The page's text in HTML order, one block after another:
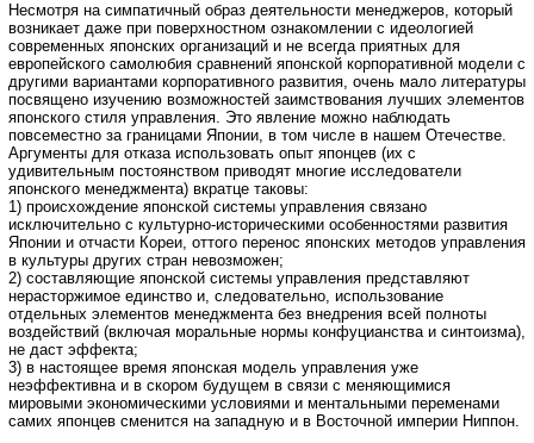
Несмотря на симпатичный образ деятельности менеджеров, который
возникает даже при поверхностном ознакомлении с идеологией
современных японских организаций и не всегда приятных для
европейского самолюбия сравнений японской корпоративной модели с
другими вариантами корпоративного развития, очень мало литературы
посвящено изучению возможностей заимствования лучших элементов
японского стиля управления. Это явление можно наблюдать
повсеместно за границами Японии, в том числе в нашем Отечестве.
Аргументы для отказа использовать опыт японцев (их с
удивительным постоянством приводят многие исследователи
японского менеджмента) вкратце таковы:
1) происхождение японской системы управления связано
исключительно с культурно-историческими особенностями развития
Японии и отчасти Кореи, оттого перенос японских методов управления
в культуры других стран невозможен;
2) составляющие японской системы управления представляют
нерасторжимое единство и, следовательно, использование
отдельных элементов менеджмента без внедрения всей полноты
воздействий (включая моральные нормы конфуцианства и синтоизма),
не даст эффекта;
3) в настоящее время японская модель управления уже
неэффективна и в скором будущем в связи с меняющимися
мировыми экономическими условиями и ментальными переменами
самих японцев сменится на западную и в Восточной империи Ниппон.